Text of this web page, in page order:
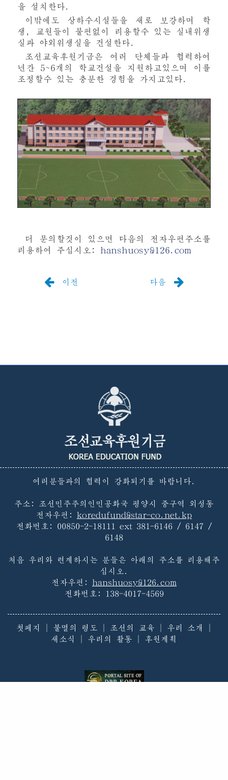
을 설치한다.
이밖에도 상하수시설들을 새로 보강하며 학
생, 교원들이 불편없이 리용할수 있는 실내위생
실과 야외위생실을 건설한다.
조선교육후원기금은 여러 단체들과 협력하여
년간 5~6개의 학교건설을 지원하고있으며 이를
조정할수 있는 충분한 경험을 가지고있다.
더 문의할것이 있으면 다음의 전자우편주소를
리용하여 주십시오: hanshuosy@126.com
이전 다음
여러분들과의 협력이 강화되기를 바랍니다.
주소: 조선민주주의인민공화국 평양시 중구역 외성동
전자우편: koredufund@star-co.net.kp
전화번호:
00850-2-18111 ext 381-6146 / 6147 /
6148
처음 우리와 련계하시는 분들은 아래의 주소를 리용해주
십시오.
전자우편: hanshuosy@126.com
전화번호: 138-4017-4569
첫페지 불멸의 령도 조선의 교육 우리 소개
새소식
우리의 활동 후원계획